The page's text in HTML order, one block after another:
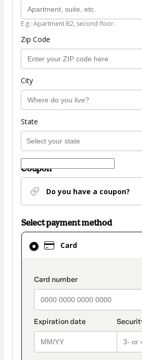
E.g.: Apartment B2, second floor.
Zip Code
City
State
Coupon
Do you have a coupon?
Select payment method
Card
Card
selected
method